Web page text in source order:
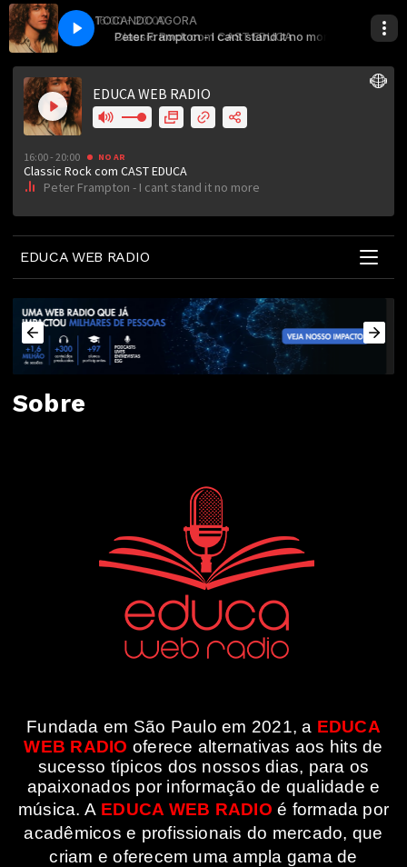
16:00 - 20:00
Classic Rock com CAST EDUCA
TOCANDO AGORA
it no more Peter Frampton - I cant stand it no more
EDUCA WEB RADIO
Sobre
Fundada em São Paulo em 2021, a EDUCA
WEB RADIO oferece alternativas aos hits de
sucesso típicos dos nossos dias, para os
apaixonados por informação de qualidade e
música. A EDUCA WEB RADIOé formada por
acadêmicos e profissionais do mercado, que
criam e oferecem uma ampla gama de